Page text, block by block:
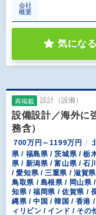
会社
概要
気になる
再掲載 設計（設備）
設備設計／海外に
務含）
700万円～1199万円
県 / 福島県 / 茨城県 / 栃
県 / 新潟県 / 富山県 / 石
/ 愛知県 / 三重県 / 滋賀
鳥取県 / 島根県 / 岡山県
知県 / 福岡県 / 佐賀県 /
縄県 / 中国 / 韓国 / 香港
ィリピン / インド / その